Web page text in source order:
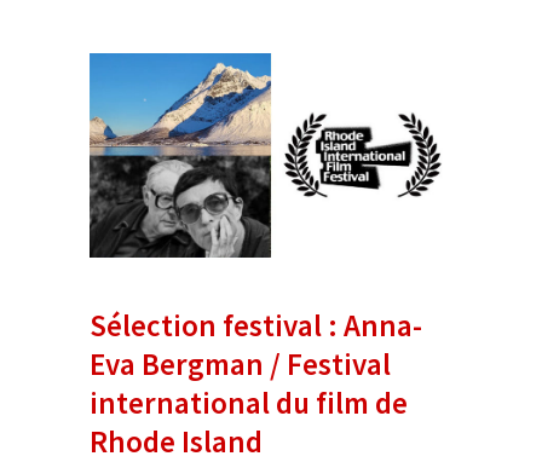
Sélection festival : Anna-
Eva Bergman / Festival
international du film de
Rhode Island